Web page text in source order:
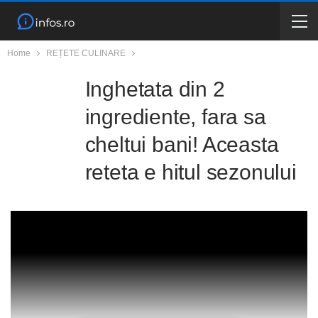
Home REȚETE CULINARE
Inghetata din 2
ingrediente, fara sa
cheltui bani! Aceasta
reteta e hitul sezonului